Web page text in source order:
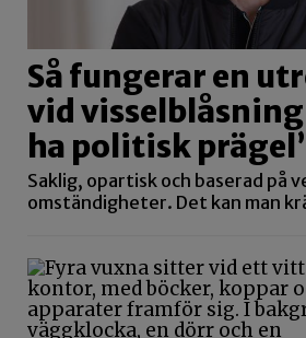
Så fungerar en
vid
ha politisk
Saklig, opartisk och baserad på
omständigheter. Det kan man